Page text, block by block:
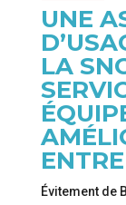
UNE
LA
Évitement de